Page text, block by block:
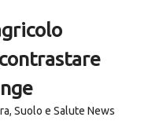
, Suolo e Salute News